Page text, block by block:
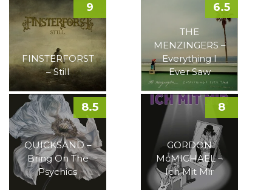
FINSTERFORST
– Still
9
THE
MENZINGERS –
Everything I
Ever Saw
6.5
QUICKSAND –
Bring On The
Psychics
8.5
GORDON
McMICHAEL –
Ich Mit Mir
8